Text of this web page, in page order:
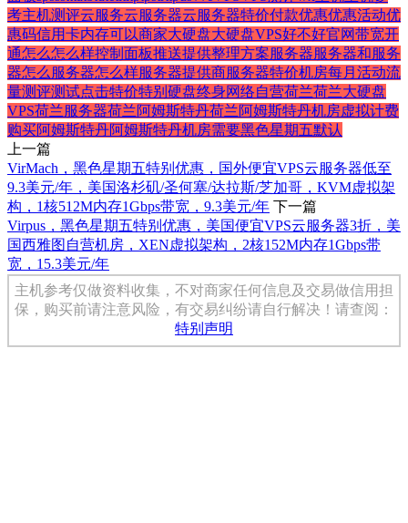
考主机测评云服务云服务器云服务器特价付款优惠优惠活动优
惠码信用卡内存可以商家大硬盘大硬盘VPS好不好官网带宽开
通怎么怎么样控制面板推送提供整理方案服务器服务器和服务
器怎么 服务器怎么样服务器提供商服务器特价机房每月 活动流
量测评测试点击特价特别 硬盘终身网络自营荷兰荷兰大硬盘
VPS荷兰服务器荷兰阿姆斯特丹荷兰阿姆斯特丹机房虚拟计费
购买阿姆斯特丹阿姆斯特丹机房需要黑色星期五默认
上一篇
VirMach，黑色星期五特别优惠，国外便宜VPS云服务器低至
9.3美元/年，美国洛杉矶/圣何塞/达拉斯/芝加哥，KVM虚拟架
构，1核512M内存1Gbps带宽，9.3美元/年 下一篇
Virpus，黑色星期五特别优惠，美国便宜VPS云服务器3折，美
国西雅图自营机房，XEN虚拟架构，2核152M内存1Gbps带
宽，15.3美元/年
主机参考仅做资料收集，不对商家任何信息及交易做信用担
保，购买前请注意风险，有交易纠纷请自行解决！请查阅：
特别声明